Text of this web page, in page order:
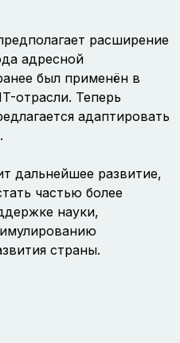
расширение
адресной
был применён в
отрасли. Теперь
адаптировать
дальнейшее развитие,
частью более
науки,
страны.